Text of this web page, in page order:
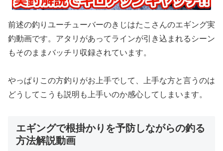
前述の釣りユーチューバーのきじはたこさんのエギング実
釣動画です。アタリがあってラインが引き込まれるシーン
もそのままバッチリ収録されています。
やっぱりこの方釣りがお上手でして、上手な方と言うのは
どうしてこうも説明も上手いのか感心してしまいます。
エギングで根掛かりを予防しながらの釣る
方法解説動画